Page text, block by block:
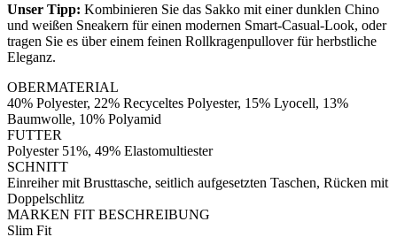
Unser Tipp: Kombinieren Sie das Sakko mit einer dunklen Chino
und weißen Sneakern für einen modernen Smart-Casual-Look, oder
tragen Sie es über einem feinen Rollkragenpullover für herbstliche
Eleganz.
OBERMATERIAL
40% Polyester, 22% Recyceltes Polyester, 15% Lyocell, 13%
Baumwolle, 10% Polyamid
FUTTER
Polyester 51%, 49% Elastomultiester
SCHNITT
Einreiher mit Brusttasche, seitlich aufgesetzten Taschen, Rücken mit
Doppelschlitz
MARKEN FIT BESCHREIBUNG
Slim Fit